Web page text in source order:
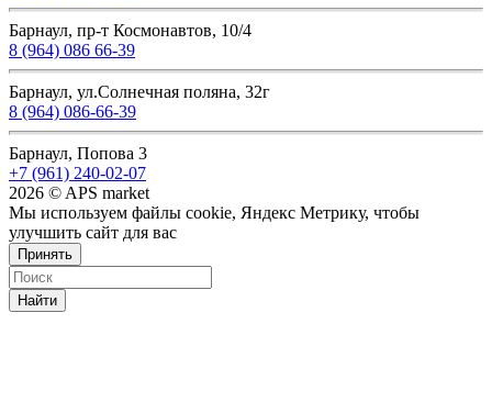
Барнаул, пр-т Космонавтов, 10/4
8 (964) 086 66-39
Барнаул, ул.Солнечная поляна, 32г
8 (964) 086-66-39
Барнаул, Попова 3
+7 (961) 240-02-07
2026 © APS market
Мы используем файлы cookie, Яндекс Метрику, чтобы
улучшить сайт для вас
Принять
Найти